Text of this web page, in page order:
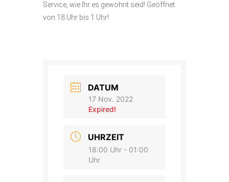
Service, wie Ihr es gewohnt seid! Geöffnet
von 18 Uhr bis 1 Uhr!
DATUM
17 Nov. 2022
Expired!
UHRZEIT
18:00 Uhr - 01:00
Uhr